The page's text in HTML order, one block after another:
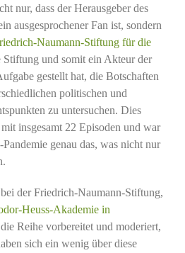
nur, dass der Herausgeber des
ausgesprochener Fan ist, sondern
Naumann-Stiftung für die
Stiftung und somit ein Akteur der
gestellt hat, die Botschaften
politischen und
zu untersuchen. Dies
insgesamt 22 Episoden und war
genau das, was nicht nur
der Friedrich-Naumann-Stiftung,
Heuss-Akademie in
Reihe vorbereitet und moderiert,
sich ein wenig über diese